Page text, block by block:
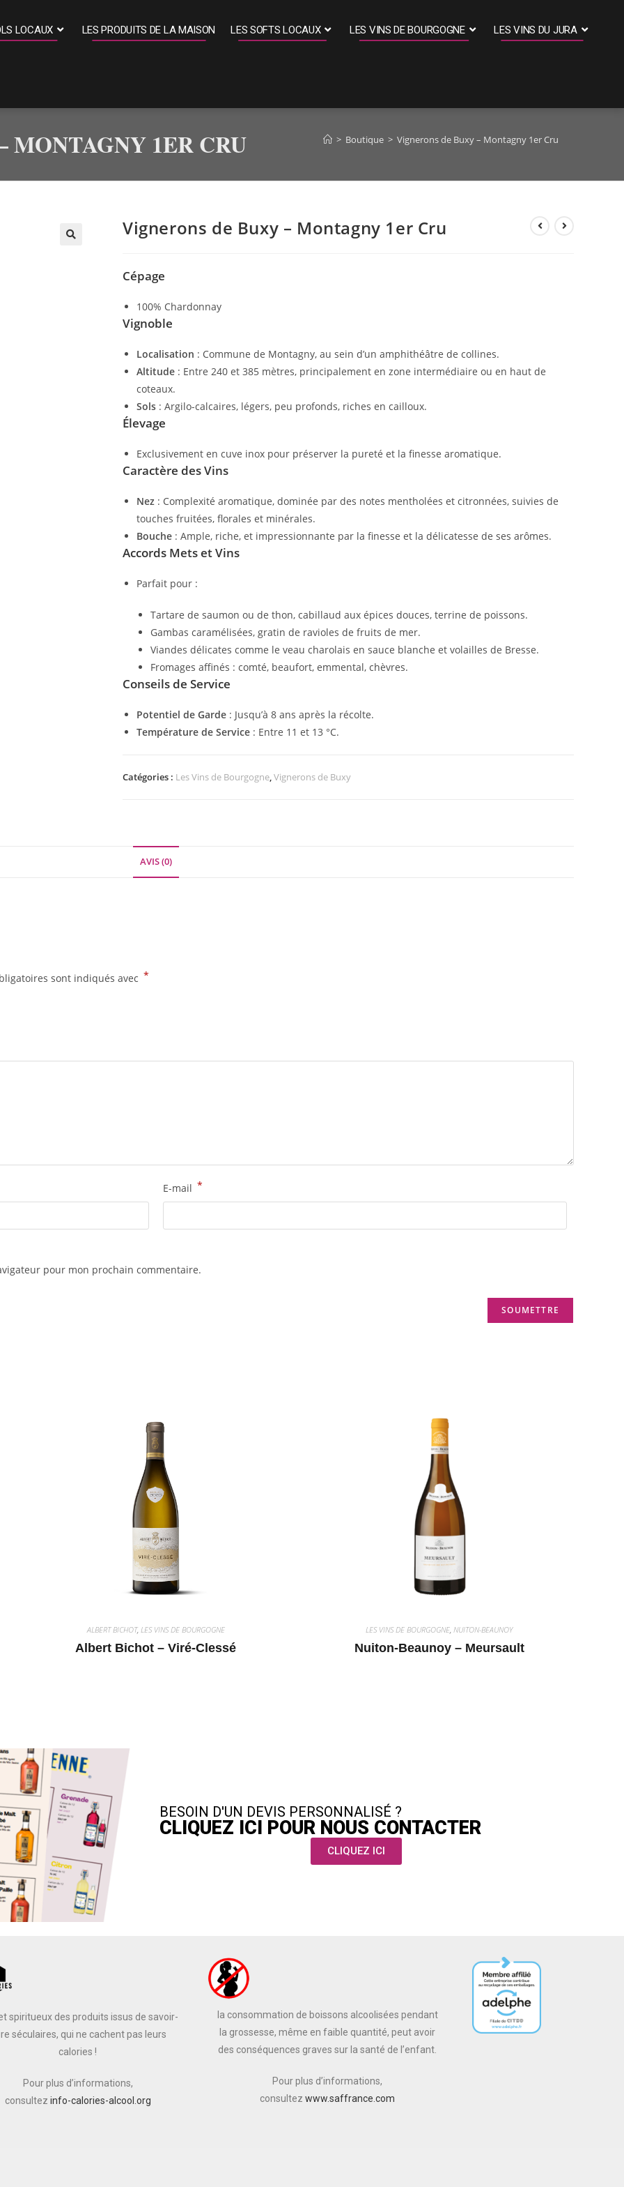
LOCAUX LES PRODUITS DE LA MAISON LES SOFTS LOCAUX LES VINS DE BOURGOGNE LES VINS DU JURA
MONTAGNY 1ER CRU > Boutique > Vignerons de Buxy – Montagny 1er Cru
Vignerons de Buxy – Montagny 1er Cru
Cépage
100% Chardonnay
Vignoble
Localisation : Commune de Montagny, au sein d’un amphithéâtre de collines.
Altitude : Entre 240 et 385 mètres, principalement en zone intermédiaire ou en haut de
coteaux.
Sols : Argilo-calcaires, légers, peu profonds, riches en cailloux.
Élevage
Exclusivement en cuve inox pour préserver la pureté et la finesse aromatique.
Caractère des Vins
Nez : Complexité aromatique, dominée par des notes mentholées et citronnées, suivies de
touches fruitées, florales et minérales.
Bouche : Ample, riche, et impressionnante par la finesse et la délicatesse de ses arômes.
Accords Mets et Vins
Parfait pour :
Tartare de saumon ou de thon, cabillaud aux épices douces, terrine de poissons.
Gambas caramélisées, gratin de ravioles de fruits de mer.
Viandes délicates comme le veau charolais en sauce blanche et volailles de Bresse.
Fromages affinés : comté, beaufort, emmental, chèvres.
Conseils de Service
Potentiel de Garde : Jusqu’à 8 ans après la récolte.
Température de Service : Entre 11 et 13 °C.
Catégories : Les Vins de Bourgogne,Vignerons de Buxy
AVIS (0)
sont indiqués avec *
E-mail *
pour mon prochain commentaire.
ALBERT BICHOT, LES VINS DE BOURGOGNE
Albert Bichot – Viré-Clessé
LES VINS DE BOURGOGNE,NUITON-BEAUNOY
Nuiton-Beaunoy – Meursault
BESOIN D'UN DEVIS PERSONNALISÉ ?
CLIQUEZ ICI POUR NOUS CONTACTER
CLIQUEZ ICI
spiritueux des produits issus de savoir-
séculaires, qui ne cachent pas leurs
calories !
Pour plus d’informations,
consultez info-calories-alcool.org
la consommation de boissons alcoolisées pendant
la grossesse, même en faible quantité, peut avoir
des conséquences graves sur la santé de l’enfant.
Pour plus d’informations,
consultezwww.saffrance.com